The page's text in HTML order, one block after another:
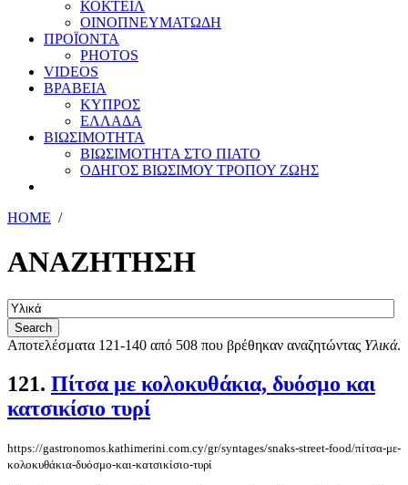
ΚΟΚΤΕΙΛ
ΟΙΝΟΠΝΕΥΜΑΤΩΔΗ
ΠΡΟΪΟΝΤΑ
PHOTOS
VIDEOS
ΒΡΑΒΕΙΑ
ΚΥΠΡΟΣ
ΕΛΛΑΔΑ
ΒΙΩΣΙΜΟΤΗΤΑ
ΒΙΩΣΙΜΟΤΗΤΑ ΣΤΟ ΠΙΑΤΟ
ΟΔΗΓΟΣ ΒΙΩΣΙΜΟΥ ΤΡΟΠΟΥ ΖΩΗΣ
HOME /
ΑΝΑΖΗΤΗΣΗ
Αποτελέσματα 121-140 από 508 που βρέθηκαν αναζητώντας Υλικά.
121. Πίτσα με κολοκυθάκια, δυόσμο και
κατσικίσιο τυρί
https://gastronomos.kathimerini.com.cy/gr/syntages/snaks-street-food/πίτσα-με-
κολοκυθάκια-δυόσμο-και-κατσικίσιο-τυρί